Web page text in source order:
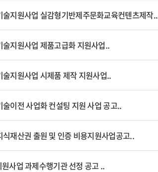
지원사업 실감형기반제주문화교육컨텐츠제작..
지원사업 제품고급화 지원사업..
지원사업 시제품 제작 지원사업..
이전 사업화 컨설팅 지원 사업 공고..
재산권 출원 및 인증 비용지원사업공고..
사업 과제수행기관 선정 공고 ..